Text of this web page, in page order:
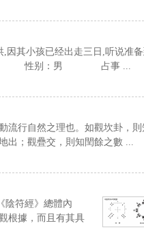
因其小孩已经出走三日,听说准备
：年 性别：男 占事 ...
流行自然之理也。如觀坎卦，則
出；觀疊交，則知閏餘之數 ...
陰符經》總體內
根據，而且有其具